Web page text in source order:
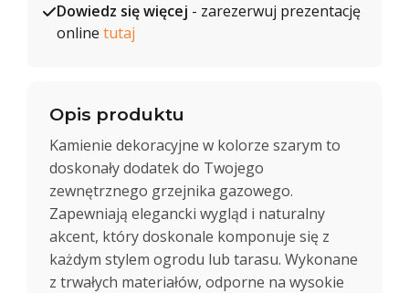
Dowiedz się więcej - zarezerwuj prezentację
online tutaj
Opis produktu
Kamienie dekoracyjne w kolorze szarym to
doskonały dodatek do Twojego
zewnętrznego grzejnika gazowego.
Zapewniają elegancki wygląd i naturalny
akcent, który doskonale komponuje się z
każdym stylem ogrodu lub tarasu. Wykonane
z trwałych materiałów, odporne na wysokie